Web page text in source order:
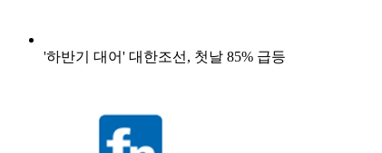
'하반기 대어' 대한조선, 첫날 85% 급등